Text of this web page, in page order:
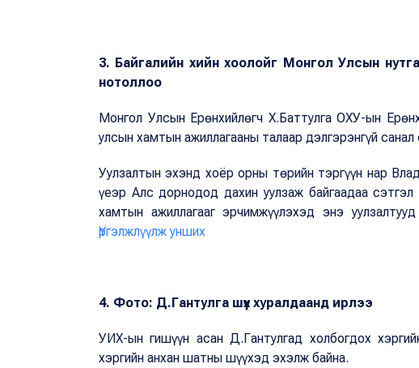
3. Байгалийн хийн хоолойг Монгол Улсын
нотоллоо
Монгол Улсын Ерөнхийлөгч Х.Баттулга ОХУ-ын
улсын хамтын ажиллагааны талаар дэлгэрэнгүй
Уулзалтын эхэнд хоёр орны төрийн тэргүүн нар
үеэр Алс дорнодод дахин уулзаж байгаадаа сэтгэл
хамтын ажиллагааг эрчимжүүлэхэд энэ
Үргэлжлүүлж унших
4. Фото: Д.Гантулга шүүх хуралдаанд ирлээ
УИХ-ын гишүүн асан Д.Гантулгад холбогдох
хэргийн анхан шатны шүүхэд эхэлж байна.